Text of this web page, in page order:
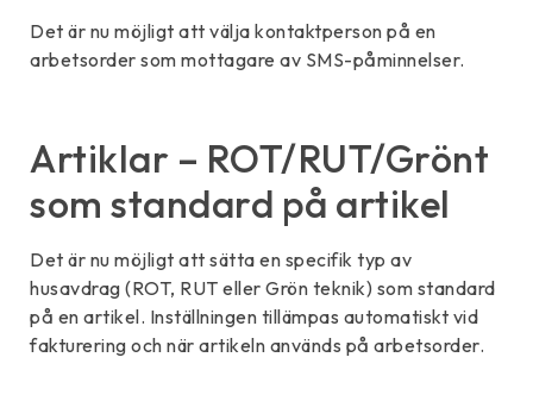
Det är nu möjligt att välja kontaktperson på en
arbetsorder som mottagare av SMS-påminnelser.
Artiklar – ROT/RUT/Grönt
som standard på artikel
Det är nu möjligt att sätta en specifik typ av
husavdrag (ROT, RUT eller Grön teknik) som standard
på en artikel. Inställningen tillämpas automatiskt vid
fakturering och när artikeln används på arbetsorder.